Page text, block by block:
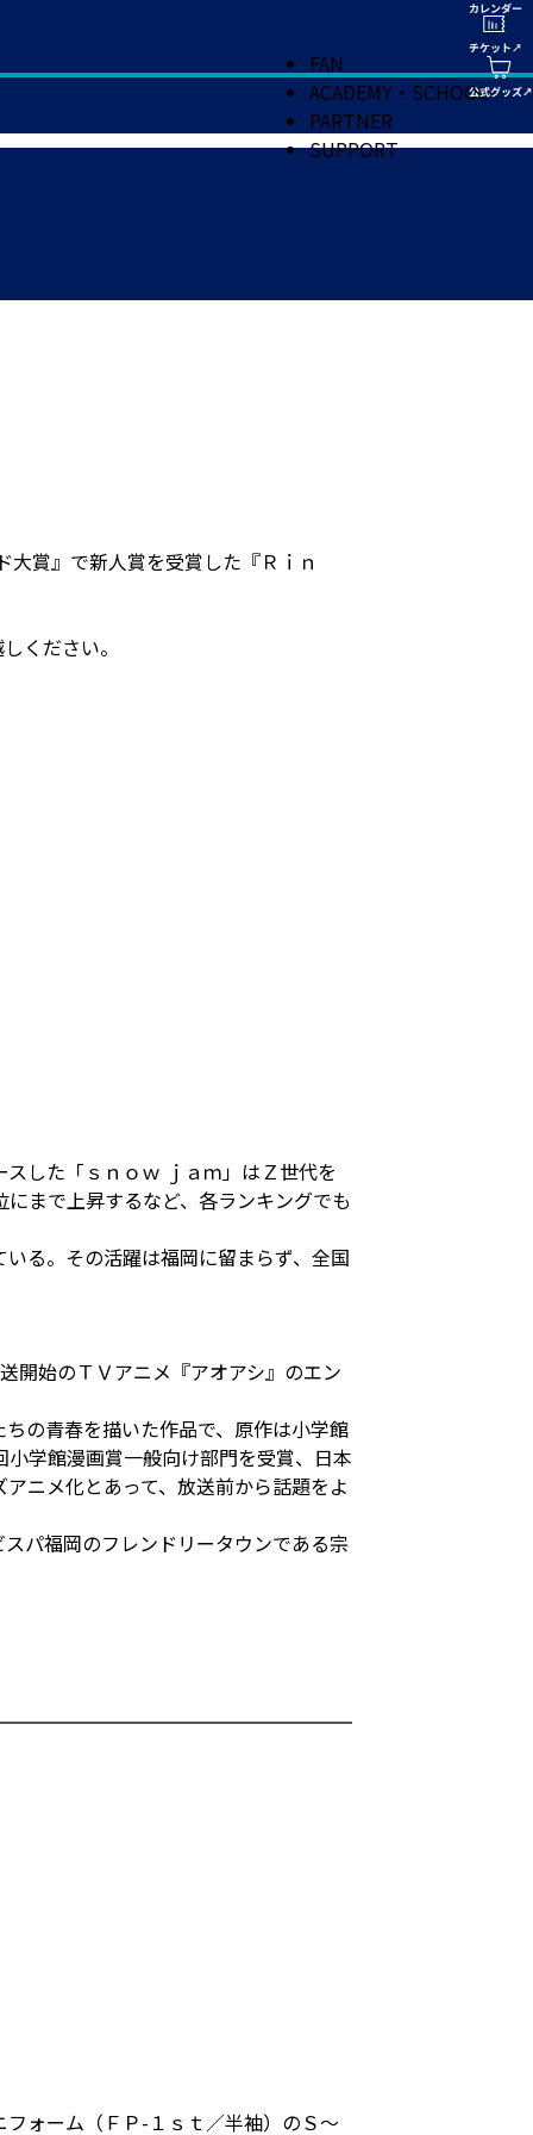
FAN
ACADEMY・SCHOOL
PARTNER
SUPPORT
賞』で新人賞を受賞した『Ｒｉｎ
ください。
した「ｓｎｏｗ ｊａｍ」はＺ世代を
まで上昇するなど、各ランキングでも
る。その活躍は福岡に留まらず、全国
開始のＴＶアニメ『アオアシ』のエン
の⻘春を描いた作品で、原作は⼩学館
学館漫画賞⼀般向け部⾨を受賞、⽇本
ニメ化とあって、放送前から話題をよ
パ福岡のフレンドリータウンである宗
ォーム（ＦＰ-１ｓｔ／半袖）のＳ～